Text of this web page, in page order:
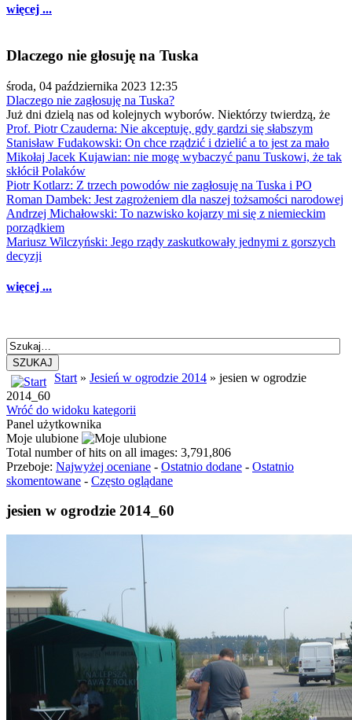
więcej ...
Dlaczego nie głosuję na Tuska
środa, 04 października 2023 12:35
Dlaczego nie zagłosuję na Tuska?
Już dni dzielą nas od kolejnych wyborów. Niektórzy twierdzą, że
Prof. Piotr Czauderna: Nie akceptuję, gdy gardzi się słabszym
Stanisław Fudakowski: On chce rządzić i dzielić a to jest za mało
Mikołaj Jacek Kujawian: nie mogę wybaczyć panu Tuskowi, że tak
skłócił Polaków
Piotr Kotlarz: Z trzech powodów nie zagłosuję na Tuska i PO
Roman Dambek: Jest zagrożeniem dla naszej tożsamości narodowej
Andrzej Michałowski: To nazwisko kojarzy mi się z niemieckim
porządkiem
Mariusz Wilczyński: Jego rządy zaskutkowały jednymi z gorszych
decyzji
więcej ...
SZUKAJ
Start » Jesień w ogrodzie 2014 » jesien w ogrodzie
2014_60
Wróć do widoku kategorii
Panel użytkownika
Moje ulubione
Total number of hits on all images: 3,791,806
Przeboje: Najwyżej oceniane - Ostatnio dodane - Ostatnio
skomentowane - Często oglądane
jesien w ogrodzie 2014_60